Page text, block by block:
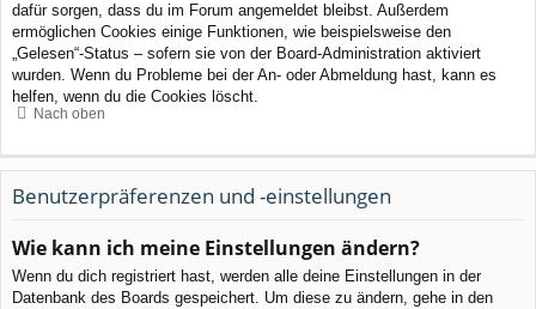
dafür sorgen, dass du im Forum angemeldet bleibst. Außerdem
ermöglichen Cookies einige Funktionen, wie beispielsweise den
„Gelesen“-Status – sofern sie von der Board-Administration aktiviert
wurden. Wenn du Probleme bei der An- oder Abmeldung hast, kann es
helfen, wenn du die Cookies löscht.
Nach oben
Benutzerpräferenzen und -einstellungen
Wie kann ich meine Einstellungen ändern?
Wenn du dich registriert hast, werden alle deine Einstellungen in der
Datenbank des Boards gespeichert. Um diese zu ändern, gehe in den